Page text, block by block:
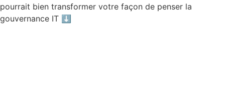
pourrait bien transformer votre façon de penser la
gouvernance IT ⬇️